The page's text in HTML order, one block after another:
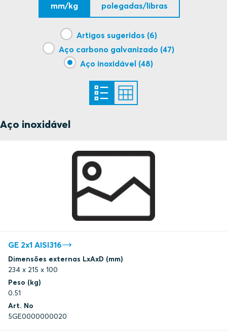
mm/kg polegadas/libras
Artigos sugeridos (6)
Aço carbono galvanizado (47)
Aço inoxidável (48)
Aço inoxidável
GE 2x1 AISI316
Dimensões externas LxAxD (mm)
234 x 215 x 100
Peso (kg)
0.51
Art. No
5GE0000000020